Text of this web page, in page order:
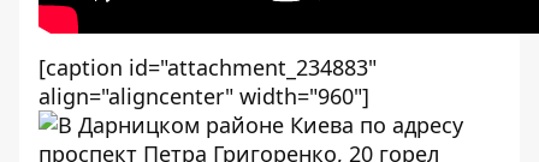
[caption id="attachment_234883"
align="aligncenter" width="960"]